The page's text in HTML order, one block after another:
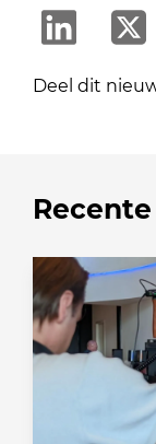
Deel dit